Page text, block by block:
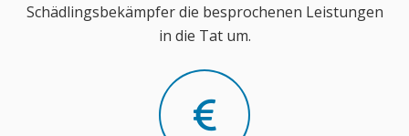
Schädlingsbekämpfer die besprochenen Leistungen
in die Tat um.